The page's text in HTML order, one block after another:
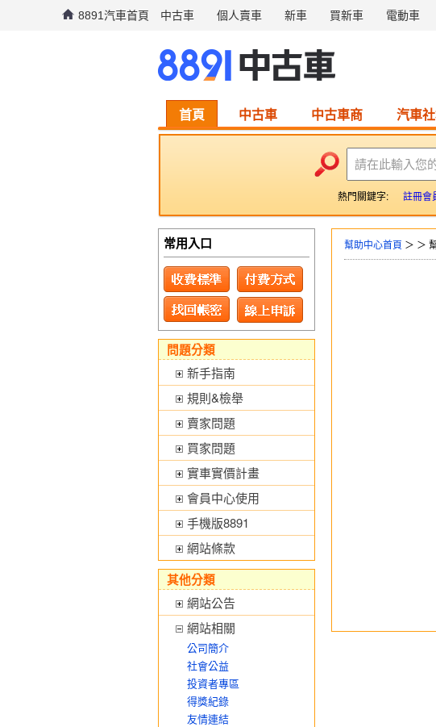
8891汽車首頁 中古車 個人賣車 新車 買新車 電動車
首頁 中古車 中古車商 汽車
請在此輸入您
熱門關鍵字: 註冊會
幫助中心首頁 ＞ ＞
常用入口
問題分類
新手指南
規則&檢舉
賣家問題
買家問題
實車實價計畫
會員中心使用
手機版8891
網站條款
其他分類
網站公告
網站相關
公司簡介
社會公益
投資者專區
得獎紀錄
友情連結